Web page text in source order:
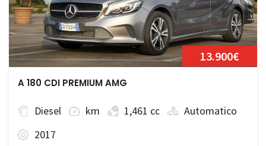
13.900€
A 180 CDI PREMIUM AMG
Diesel km 1,461 cc
Automatico
2017